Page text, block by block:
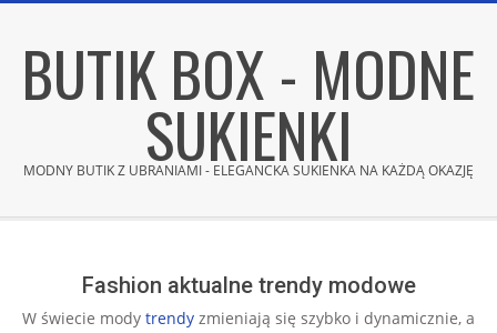
contentBUTIK BOX - MODNE
SUKIENKI
MODNY BUTIK Z UBRANIAMI - ELEGANCKA SUKIENKA NA KAŻDĄ OKAZJĘ
Fashion aktualne trendy modowe
W świecie mody trendy zmieniają się szybko i dynamicznie, a